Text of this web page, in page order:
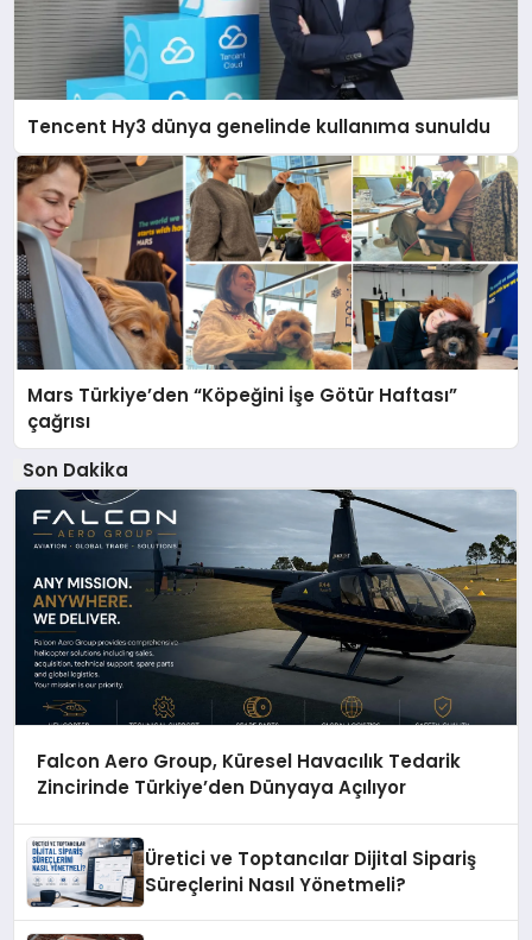
Tencent Hy3 dünya genelinde kullanıma sunuldu
Mars Türkiye’den “Köpeğini İşe Götür Haftası”
çağrısı
Son Dakika
Falcon Aero Group, Küresel Havacılık Tedarik
Zincirinde Türkiye’den Dünyaya Açılıyor
Üretici ve Toptancılar Dijital Sipariş
Süreçlerini Nasıl Yönetmeli?